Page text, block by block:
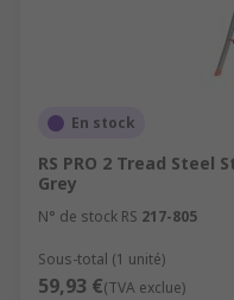
En stock
RS PRO 2 Tread Steel
Grey
N° de stock RS 217-805
Sous-total (1 unité)
59,93 €(TVA exclue)